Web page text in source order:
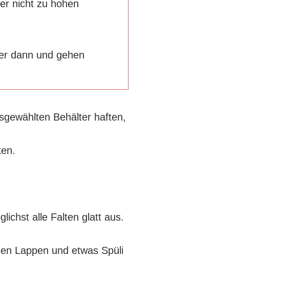
nicht zu hohen
dann und gehen
Behälter haften,
alle Falten glatt aus.
Lappen und etwas Spüli